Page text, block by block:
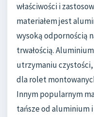
właściwości i
materiałem jest
wysoką odpornością
trwałością.
utrzymaniu
dla rolet
Innym popularnym
tańsze od aluminium